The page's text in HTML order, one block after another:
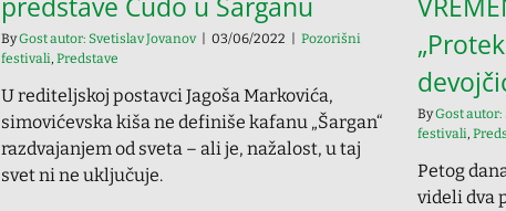
ByGost autor: Svetislav Jovanov | 03/06/2022 | Pozorišni
festivali, Predstave
U rediteljskoj postavci Jagoša Markovića,
simovićevska kiša ne definiše kafanu „Šargan“
razdvajanjem od sveta – ali je, nažalost, u taj
svet ni ne uključuje.
ByGost autor:
festivali,
Petog
videli dva